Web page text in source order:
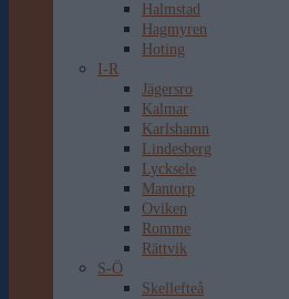
Halmstad
Hagmyren
Hoting
I-R
Jägersro
Kalmar
Karlshamn
Lindesberg
Lycksele
Mantorp
Oviken
Romme
Rättvik
S-Ö
Skellefteå